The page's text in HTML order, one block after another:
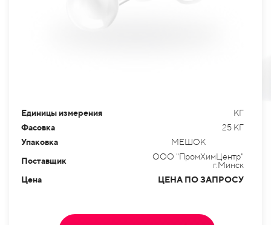
Единицы измерения
КГ
Фасовка
25 КГ
Упаковка
МЕШОК
Поставщик
ООО "ПромХимЦентр"
г.Минск
Цена
ЦЕНА ПО ЗАПРОСУ